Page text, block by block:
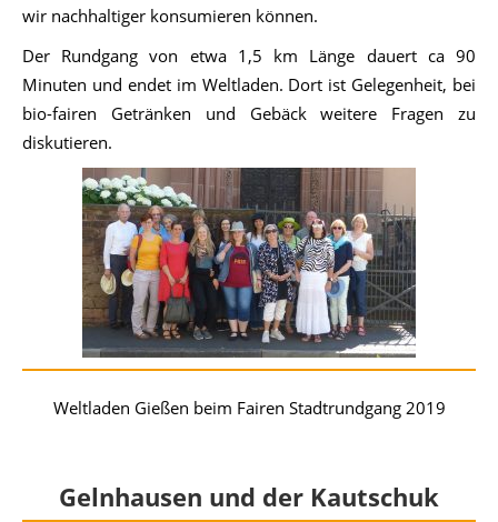
wir nachhaltiger konsumieren können.
Der Rundgang von etwa 1,5 km Länge dauert ca 90
Minuten und endet im Weltladen. Dort ist Gelegenheit, bei
bio-fairen Getränken und Gebäck weitere Fragen zu
diskutieren.
Weltladen Gießen beim Fairen Stadtrundgang 2019
Gelnhausen und der Kautschuk